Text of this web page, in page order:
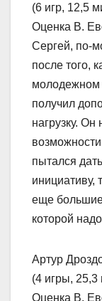
(6 игр, 12,5
Оценка В.
Сергей, по-
после того,
молодежном
получил
нагрузку. Он
пытался
инициативу,
еще
которой
Артур
(4 игры, 25,3
Оценка В.